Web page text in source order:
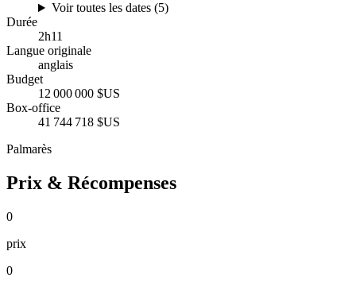
Voir toutes les dates (5)
Durée
2h11
Langue originale
anglais
Budget
12 000 000 $US
Box-office
41 744 718 $US
Palmarès
Prix & Récompenses
0
prix
0